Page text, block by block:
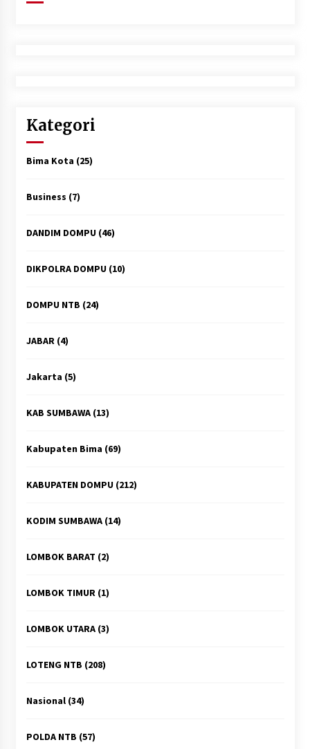
Kategori
Bima Kota (25)
Business (7)
DANDIM DOMPU(46)
DIKPOLRA DOMPU(10)
DOMPU NTB (24)
JABAR(4)
Jakarta (5)
KAB SUMBAWA(13)
Kabupaten Bima (69)
KABUPATEN DOMPU(212)
KODIM SUMBAWA(14)
LOMBOK BARAT (2)
LOMBOK TIMUR(1)
LOMBOK UTARA(3)
LOTENG NTB (208)
Nasional(34)
POLDA NTB (57)